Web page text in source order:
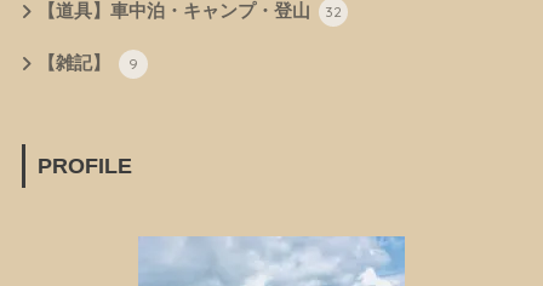
【道具】車中泊・キャンプ・登山 32
【雑記】 9
PROFILE